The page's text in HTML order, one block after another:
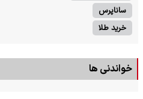
ساناپرس
خرید طلا
خواندنی ها